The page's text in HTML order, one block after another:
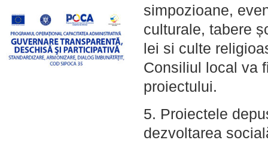
simpozioane,
culturale, tabere
lei si culte
Consiliul local va
proiectului.
5. Proiectele
dezvoltarea